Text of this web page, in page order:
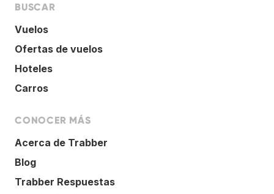
BUSCAR
Vuelos
Ofertas de vuelos
Hoteles
Carros
CONOCER MÁS
Acerca de Trabber
Blog
Trabber Respuestas